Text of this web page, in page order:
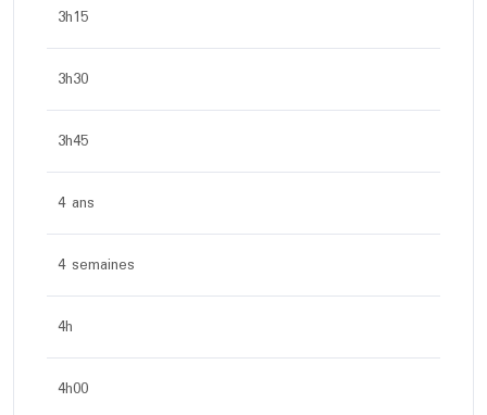
3h15
3h30
3h45
4 ans
4 semaines
4h
4h00